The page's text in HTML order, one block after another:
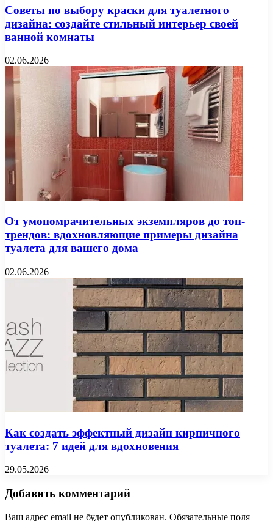
Советы по выбору краски для туалетного
дизайна: создайте стильный интерьер своей
ванной комнаты
02.06.2026
От умопомрачительных экземпляров до топ-
трендов: вдохновляющие примеры дизайна
туалета для вашего дома
02.06.2026
Как создать эффектный дизайн кирпичного
туалета: 7 идей для вдохновения
29.05.2026
Добавить комментарий
Ваш адрес email не будет опубликован. Обязательные поля